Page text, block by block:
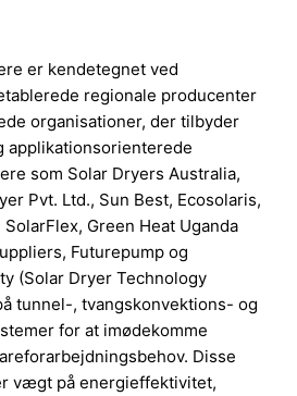
er kendetegnet ved
regionale producenter
organisationer, der tilbyder
applikationsorienterede
som Solar Dryers Australia,
Pvt. Ltd., Sun Best, Ecosolaris,
Green Heat Uganda
Futurepump og
(Solar Dryer Technology
tunnel-, tvangskonvektions- og
for at imødekomme
Disse
vægt på energieffektivitet,